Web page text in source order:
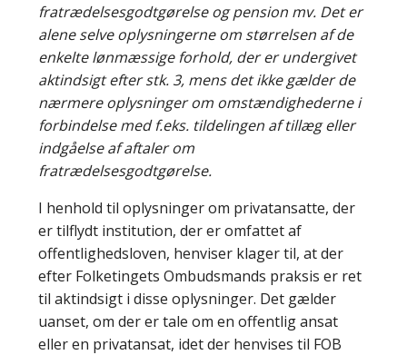
fratrædelsesgodtgørelse og pension mv. Det er
alene selve oplysningerne om størrelsen af de
enkelte lønmæssige forhold, der er undergivet
aktindsigt efter stk. 3, mens det ikke gælder de
nærmere oplysninger om omstændighederne i
forbindelse med f.eks. tildelingen af tillæg eller
indgåelse af aftaler om
fratrædelsesgodtgørelse.
I henhold til oplysninger om privatansatte, der
er tilflydt institution, der er omfattet af
offentlighedsloven, henviser klager til, at der
efter Folketingets Ombudsmands praksis er ret
til aktindsigt i disse oplysninger. Det gælder
uanset, om der er tale om en offentlig ansat
eller en privatansat, idet der henvises til FOB